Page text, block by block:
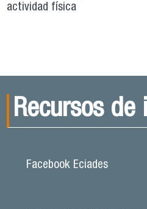
actividad física
Recursos de
Facebook Eciades